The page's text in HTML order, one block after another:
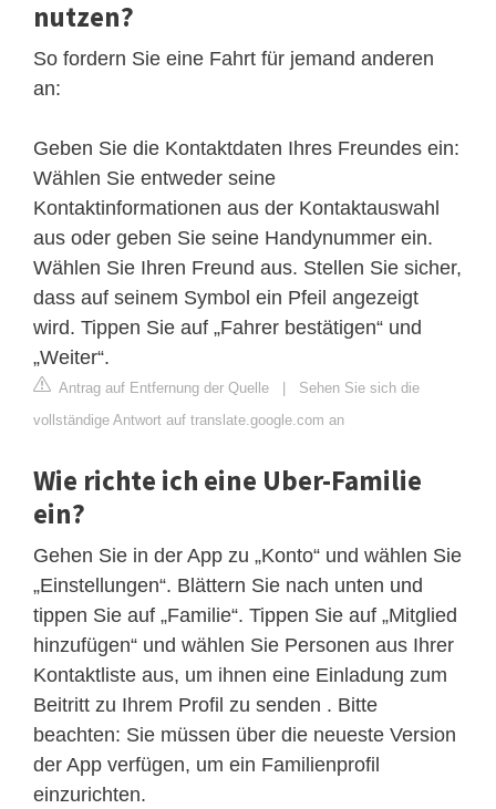
nutzen?
So fordern Sie eine Fahrt für jemand anderen
an:
Geben Sie die Kontaktdaten Ihres Freundes ein:
Wählen Sie entweder seine
Kontaktinformationen aus der Kontaktauswahl
aus oder geben Sie seine Handynummer ein.
Wählen Sie Ihren Freund aus. Stellen Sie sicher,
dass auf seinem Symbol ein Pfeil angezeigt
wird. Tippen Sie auf „Fahrer bestätigen“ und
„Weiter“.
Antrag auf Entfernung der Quelle | Sehen Sie sich die
vollständige Antwort auf translate.google.com an
Wie richte ich eine Uber-Familie
ein?
Gehen Sie in der App zu „Konto“ und wählen Sie
„Einstellungen“. Blättern Sie nach unten und
tippen Sie auf „Familie“. Tippen Sie auf „Mitglied
hinzufügen“ und wählen Sie Personen aus Ihrer
Kontaktliste aus, um ihnen eine Einladung zum
Beitritt zu Ihrem Profil zu senden . Bitte
beachten: Sie müssen über die neueste Version
der App verfügen, um ein Familienprofil
einzurichten.